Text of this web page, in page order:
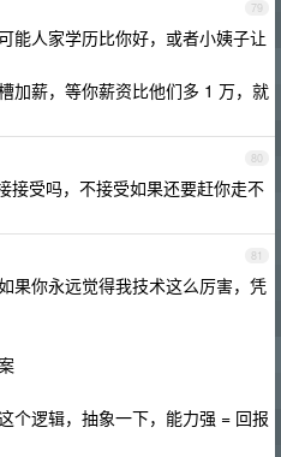
79
能人家学历比你好，或者小姨子让
加薪，等你薪资比他们多 1 万，就
80
接受吗，不接受如果还要赶你走不
81
果你永远觉得我技术这么厉害，凭
个逻辑，抽象一下，能力强 = 回报